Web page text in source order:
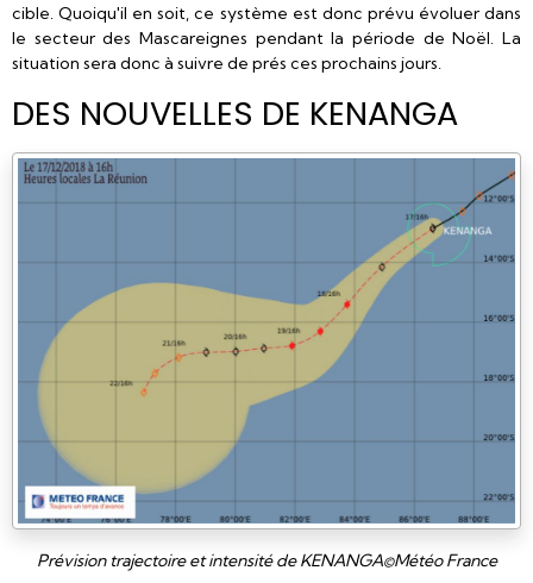
cible. Quoiqu'il en soit, ce système est donc prévu évoluer dans
le secteur des Mascareignes pendant la période de Noël. La
situation sera donc à suivre de prés ces prochains jours.
DES NOUVELLES DE KENANGA
Prévision trajectoire et intensité de KENANGA©Météo France